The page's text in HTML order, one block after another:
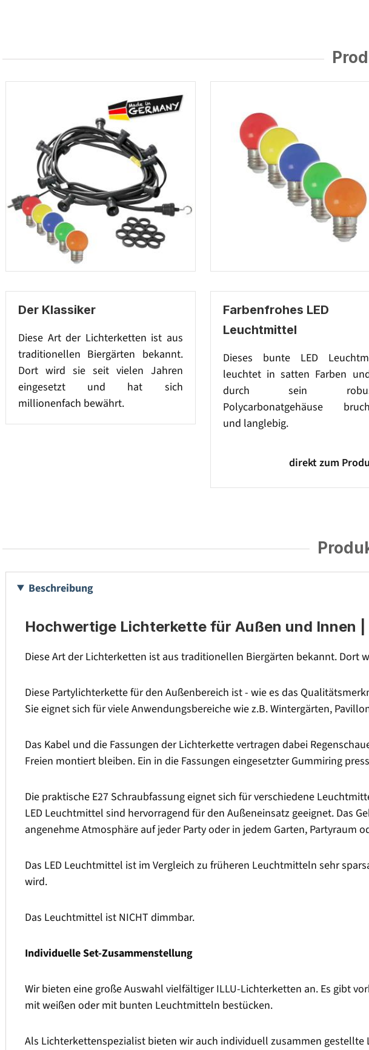
Der Klassiker
Diese Art der Lichterketten ist aus
traditionellen Biergärten bekannt.
Dort wird sie seit vielen Jahren
eingesetzt und hat sich
millionenfach bewährt.
Farbenfrohes LED
Leuchtmittel
Dieses bunte LED
leuchtet in satten Farben
durch sein
Polycarbonatgehäuse
und langlebig.
direkt zum
Beschreibung
Hochwertige Lichterkette für Außen und Innen |
Diese Art der Lichterketten ist aus traditionellen Biergärten bekannt.
Diese Partylichterkette für den Außenbereich ist - wie es das
Sie eignet sich für viele Anwendungsbereiche wie z.B. Wintergärten,
Das Kabel und die Fassungen der Lichterkette vertragen dabei
Freien montiert bleiben. Ein in die Fassungen eingesetzter Gummiring
Die praktische E27 Schraubfassung eignet sich für verschiedene
LED Leuchtmittel sind hervorragend für den Außeneinsatz geeignet. Das
angenehme Atmosphäre auf jeder Party oder in jedem Garten, Partyraum
Das LED Leuchtmittel ist im Vergleich zu früheren Leuchtmitteln sehr
wird.
Das Leuchtmittel ist NICHT dimmbar.
Individuelle Set-Zusammenstellung
Wir bieten eine große Auswahl vielfältiger ILLU-Lichterketten an. Es gibt
mit weißen oder mit bunten Leuchtmitteln bestücken.
Als Lichterkettenspezialist bieten wir auch individuell zusammen